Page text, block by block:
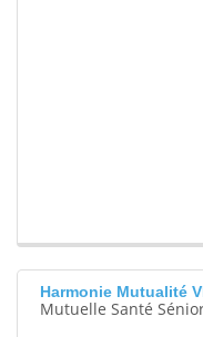
Harmonie Mutualité
Mutuelle Santé